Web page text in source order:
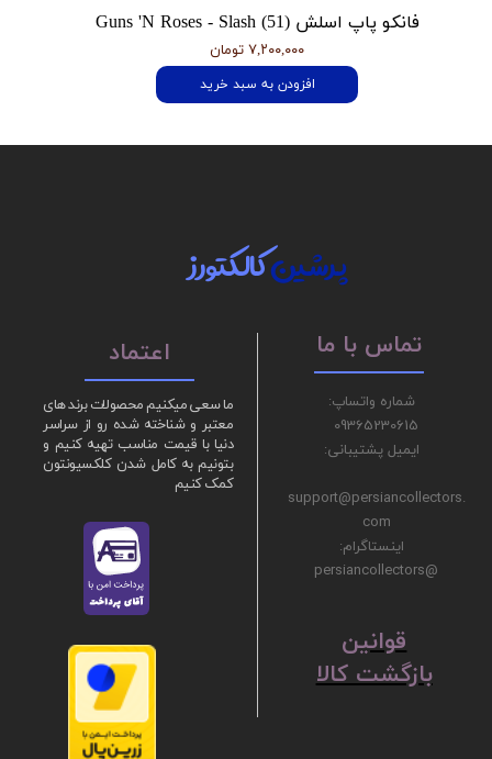
فانکو پاپ اسلش Guns 'N Roses - Slash (51)
۷,۲۰۰,۰۰۰ تومان
افزودن به سبد خرید
ما سعی میکنیم محصولات برند های
معتبر و شناخته شده رو از سراسر
دنیا با قیمت مناسب تهیه کنیم و
بتونیم به کامل شدن کلکسیونتون
کمک کنیم
پرشینکالکتورز
شماره واتساپ:
09365230615
ایمیل پشتیبانی:
support@persiancollectors.
com
اینستاگرام:
@persiancollectors
تماس با ما اعتماد
ق​​​​​​​وانین
بازگشت کالا